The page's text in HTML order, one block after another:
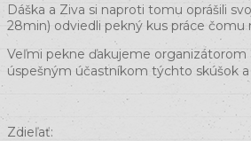
Dáška a Ziva si naproti tomu oprášili
28min) odviedli pekný kus práce
Veľmi pekne ďakujeme organizátorom
úspešným účastníkom týchto skúšok
Zdieľať: